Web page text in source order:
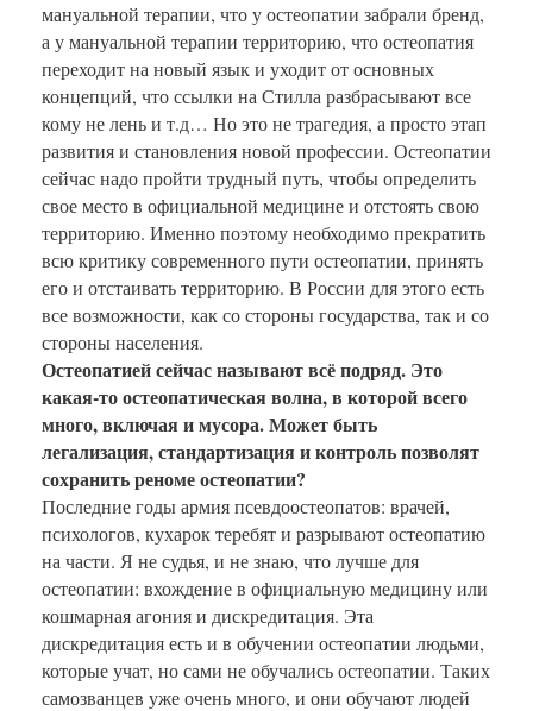
мануальной терапии, что у остеопатии забрали бренд,
а у мануальной терапии территорию, что остеопатия
переходит на новый язык и уходит от основных
концепций, что ссылки на Стилла разбрасывают все
кому не лень и т.д… Но это не трагедия, а просто этап
развития и становления новой профессии. Остеопатии
сейчас надо пройти трудный путь, чтобы определить
свое место в официальной медицине и отстоять свою
территорию. Именно поэтому необходимо прекратить
всю критику современного пути остеопатии, принять
его и отстаивать территорию. В России для этого есть
все возможности, как со стороны государства, так и со
стороны населения.
Остеопатией сейчас называют всё подряд. Это
какая-то остеопатическая волна, в которой всего
много, включая и мусора. Может быть
легализация, стандартизация и контроль позволят
сохранить реноме остеопатии?
Последние годы армия псевдоостеопатов: врачей,
психологов, кухарок теребят и разрывают остеопатию
на части. Я не судья, и не знаю, что лучше для
остеопатии: вхождение в официальную медицину или
кошмарная агония и дискредитация. Эта
дискредитация есть и в обучении остеопатии людьми,
которые учат, но сами не обучались остеопатии. Таких
самозванцев уже очень много, и они обучают людей